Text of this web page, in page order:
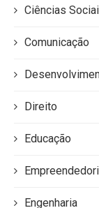
Ciências
Comunicação
Direito
Educação
Engenharia